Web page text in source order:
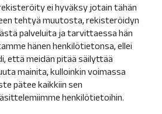
ei hyväksy jotain tähän
tehtyä muutosta, rekisteröidyn
palveluita ja tarvittaessa hän
hänen henkilötietonsa, ellei
että meidän pitää säilyttää
mainita, kulloinkin voimassa
pätee kaikkiin sen
henkilötietoihin.